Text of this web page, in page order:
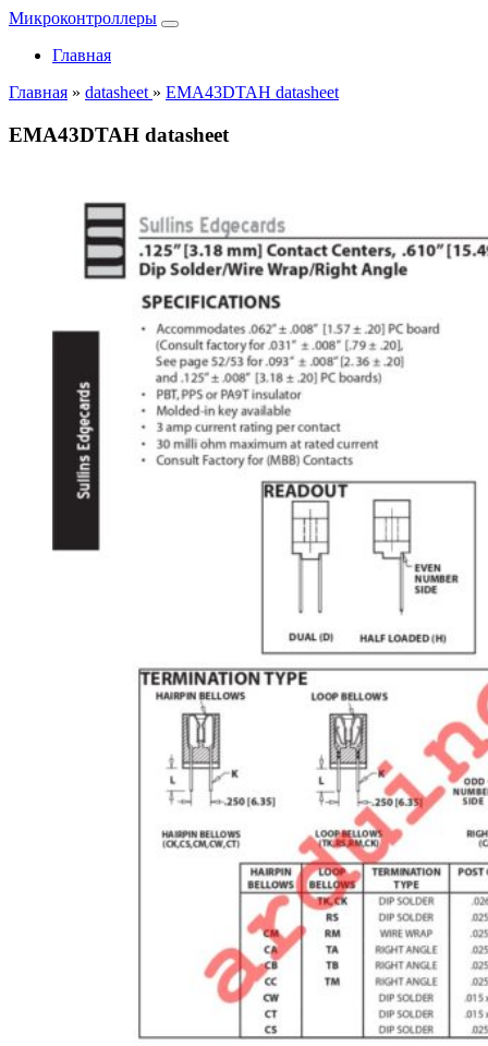
Микроконтроллеры
Главная
Главная » datasheet » EMA43DTAH datasheet
EMA43DTAH datasheet